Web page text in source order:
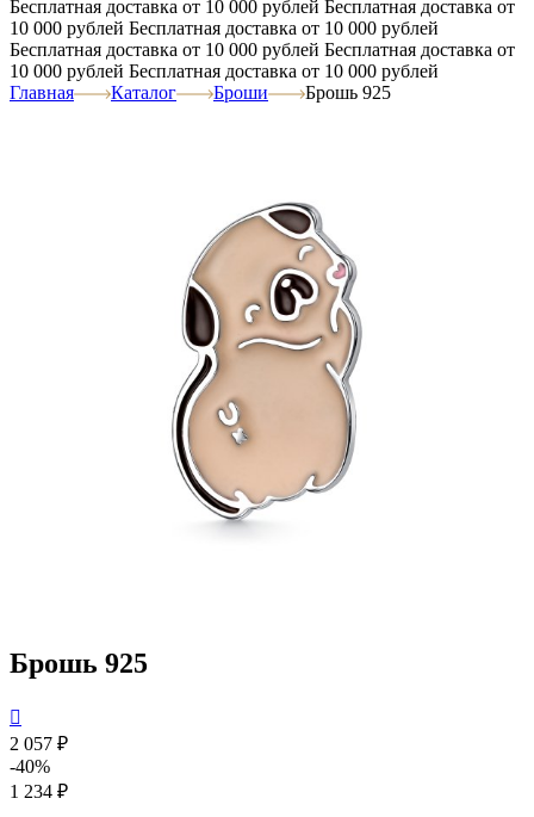
Бесплатная доставка от 10 000 рублей Бесплатная доставка от
10 000 рублей Бесплатная доставка от 10 000 рублей
Бесплатная доставка от 10 000 рублей Бесплатная доставка от
10 000 рублей Бесплатная доставка от 10 000 рублей
Главная
Каталог Броши Брошь 925
Брошь 925

2 057 ₽
-40%
1 234 ₽